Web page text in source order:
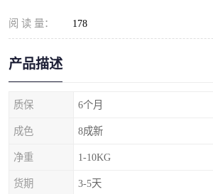
阅 读 量： 178
产品描述
质保 6个月
成色 8成新
净重 1-10KG
货期 3-5天